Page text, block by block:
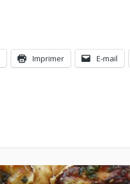
Imprimer E-mail